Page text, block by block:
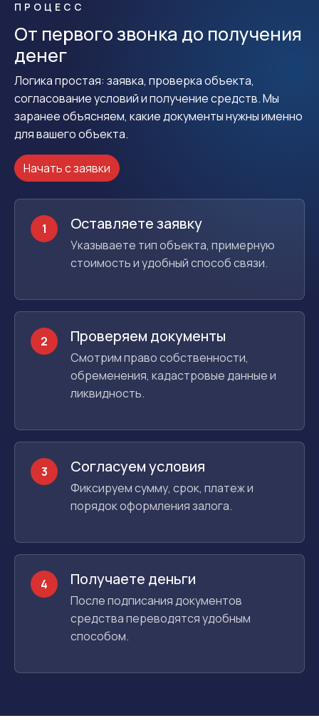
ПРОЦЕСС
От первого звонка до получения
денег
Логика простая: заявка, проверка объекта,
согласование условий и получение средств. Мы
заранее объясняем, какие документы нужны именно
для вашего объекта.
Начать с заявки
1 Оставляете заявку
Указываете тип объекта, примерную
стоимость и удобный способ связи.
2 Проверяем документы
Смотрим право собственности,
обременения, кадастровые данные и
ликвидность.
3 Согласуем условия
Фиксируем сумму, срок, платеж и
порядок оформления залога.
4 Получаете деньги
После подписания документов
средства переводятся удобным
способом.